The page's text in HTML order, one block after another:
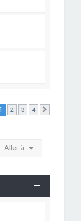
1 2 3 4
Aller à